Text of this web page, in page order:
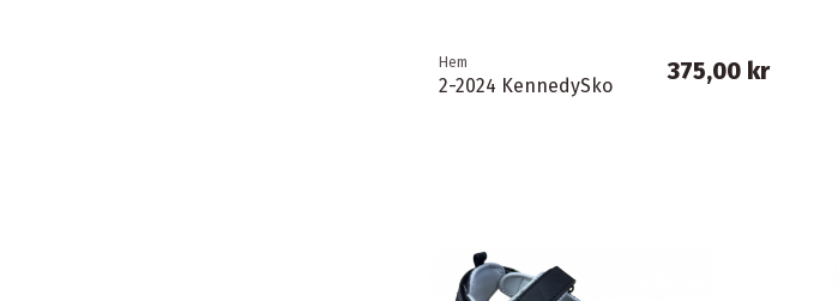
Hem
2-2024 KennedySko
375,00 kr